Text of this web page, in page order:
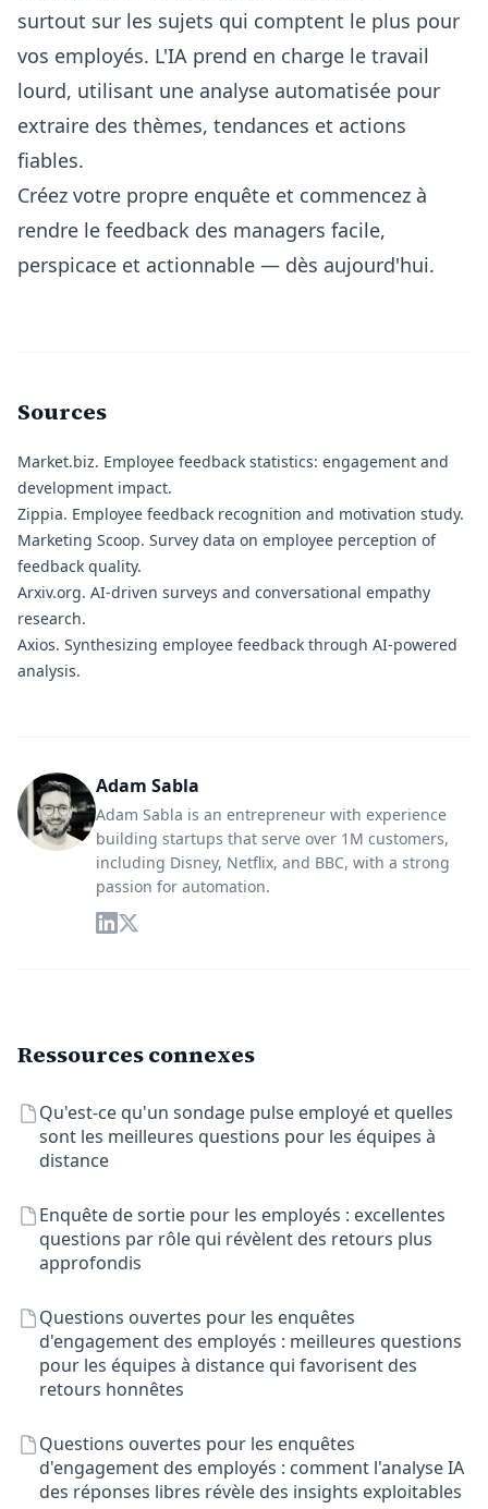
surtout sur les sujets qui comptent le plus pour
vos employés. L'IA prend en charge le travail
lourd, utilisant une analyse automatisée pour
extraire des thèmes, tendances et actions
fiables.
Créez votre propre enquête et commencez à
rendre le feedback des managers facile,
perspicace et actionnable — dès aujourd'hui.
Sources
Market.biz. Employee feedback statistics: engagement and
development impact.
Zippia. Employee feedback recognition and motivation study.
Marketing Scoop. Survey data on employee perception of
feedback quality.
Arxiv.org. AI-driven surveys and conversational empathy
research.
Axios. Synthesizing employee feedback through AI-powered
analysis.
Adam Sabla
Adam Sabla is an entrepreneur with experience
building startups that serve over 1M customers,
including Disney, Netflix, and BBC, with a strong
passion for automation.
Ressources connexes
Qu'est-ce qu'un sondage pulse employé et quelles
sont les meilleures questions pour les équipes à
distance
Enquête de sortie pour les employés : excellentes
questions par rôle qui révèlent des retours plus
approfondis
Questions ouvertes pour les enquêtes
d'engagement des employés : meilleures questions
pour les équipes à distance qui favorisent des
retours honnêtes
Questions ouvertes pour les enquêtes
d'engagement des employés : comment l'analyse IA
des réponses libres révèle des insights exploitables